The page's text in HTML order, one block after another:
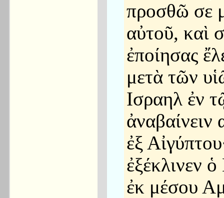
προσθῶ σε
αὐτοῦ, καὶ
ἐποίησας
μετὰ τῶν
Ισραηλ ἐν
ἀναβαίνειν
ἐξ
ἐξέκλινεν ὁ
ἐκ μέσου